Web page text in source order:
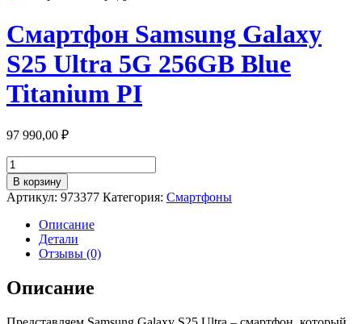
Смартфон Samsung Galaxy
S25 Ultra 5G 256GB Blue
Titanium PI
97 990,00 ₽
Количество
товара
Смартфон
Samsung
Galaxy
Ultra
256GB
Blue
В корзину
Артикул: 973377 Категория: Смартфоны
Описание
Детали
Отзывы (0)
Описание